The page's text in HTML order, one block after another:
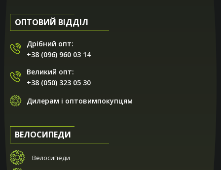
ОПТОВИЙ ВІДДІЛ
Дрібний опт:
+38 (096) 960 03 14
Великий опт:
+38 (050) 323 05 30
Дилерам і оптовимпокупцям
ВЕЛОСИПЕДИ
Велосипеди